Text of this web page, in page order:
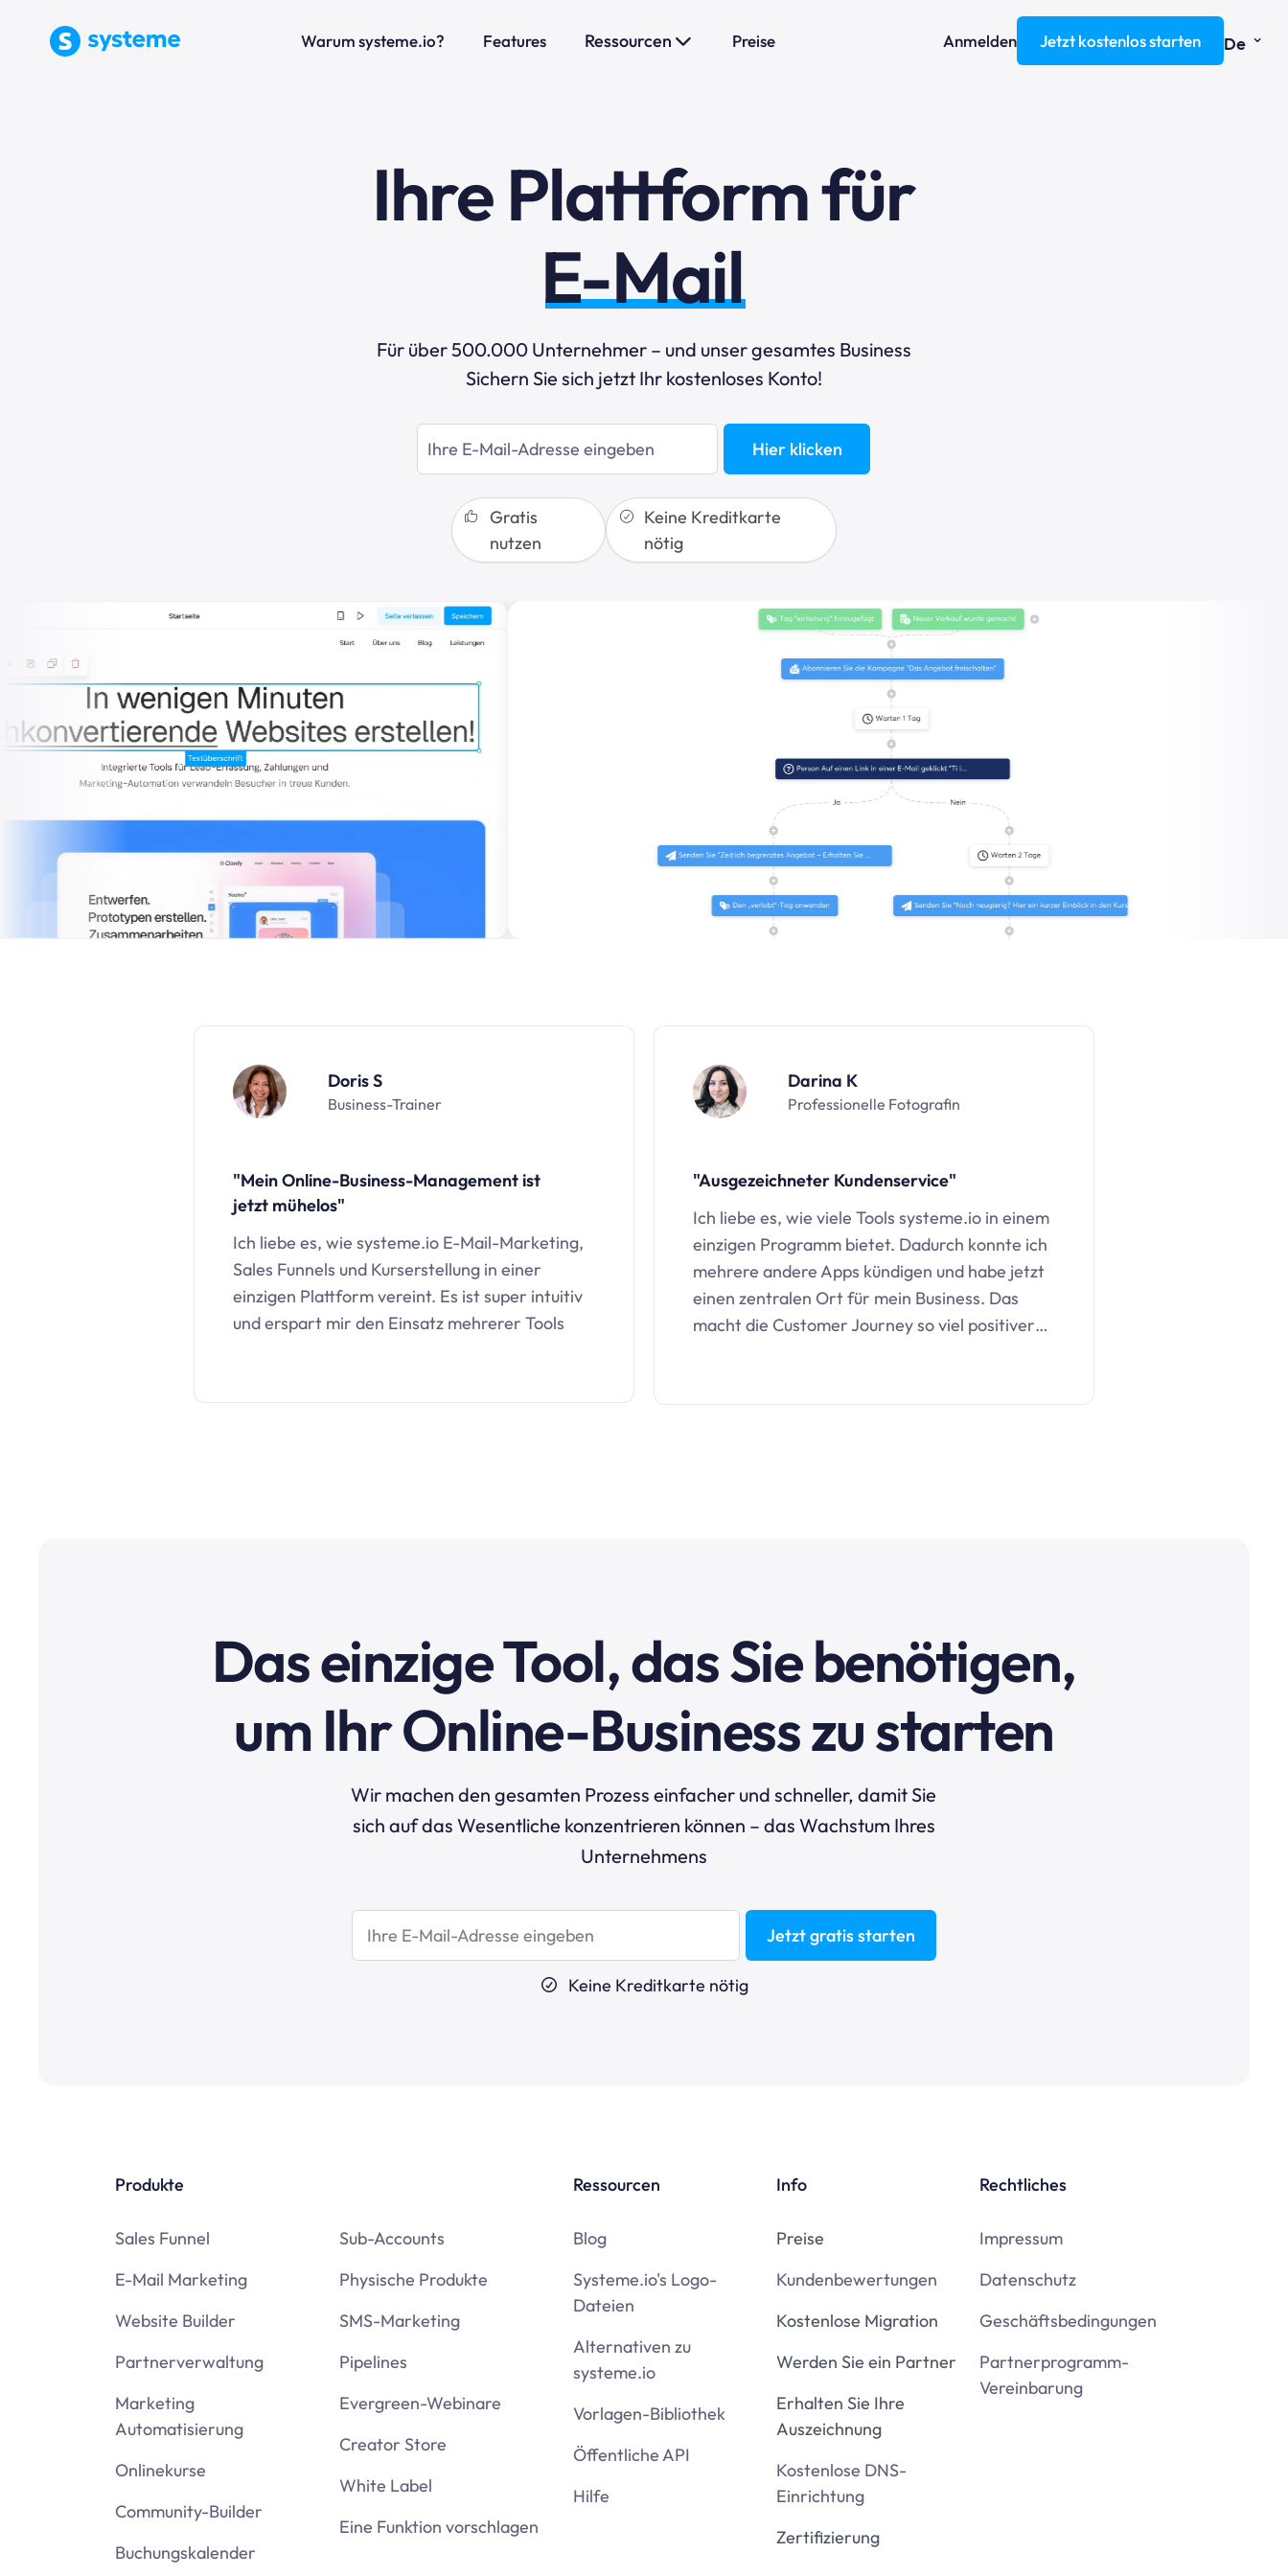
Warum systeme.io? Features Ressourcen Preise Anmelden Jetzt kostenlos starten De ⌄
Ihre Plattform für
E-Mail-Market
Für über 500.000 Unternehmer – und unser gesamtes Business
Sichern Sie sich jetzt Ihr kostenloses Konto!
Hier klicken
Gratis
nutzen
Keine Kreditkarte
nötig
Doris S
Business-Trainer
"Mein Online-Business-Management ist
jetzt mühelos"
Ich liebe es, wie systeme.io E-Mail-Marketing,
Sales Funnels und Kurserstellung in einer
einzigen Plattform vereint. Es ist super intuitiv
und erspart mir den Einsatz mehrerer Tools
Darina K
Professionelle Fotografin
"Ausgezeichneter Kundenservice"
Ich liebe es, wie viele Tools systeme.io in einem
einzigen Programm bietet. Dadurch konnte ich
mehrere andere Apps kündigen und habe jetzt
einen zentralen Ort für mein Business. Das
macht die Customer Journey so viel positiver…
Das einzige Tool, das Sie benötigen,
um Ihr Online-Business zu starten
Wir machen den gesamten Prozess einfacher und schneller, damit Sie
sich auf das Wesentliche konzentrieren können – das Wachstum Ihres
Unternehmens
Jetzt gratis starten
Keine Kreditkarte nötig
Produkte
Sales Funnel
E-Mail Marketing
Website Builder
Partnerverwaltung
Marketing
Automatisierung
Onlinekurse
Community-Builder
Buchungskalender
Sub-Accounts
Physische Produkte
SMS-Marketing
Pipelines
Evergreen-Webinare
Creator Store
White Label
Eine Funktion vorschlagen
Ressourcen
Blog
Systeme.io's Logo-
Dateien
Alternativen zu
systeme.io
Vorlagen-Bibliothek
Öffentliche API
Hilfe
Info
Preise
Kundenbewertungen
Kostenlose Migration
Werden Sie ein Partner
Erhalten Sie Ihre
Auszeichnung
Kostenlose DNS-
Einrichtung
Zertifizierung
Rechtliches
Impressum
Datenschutz
Geschäftsbedingungen
Partnerprogramm-
Vereinbarung